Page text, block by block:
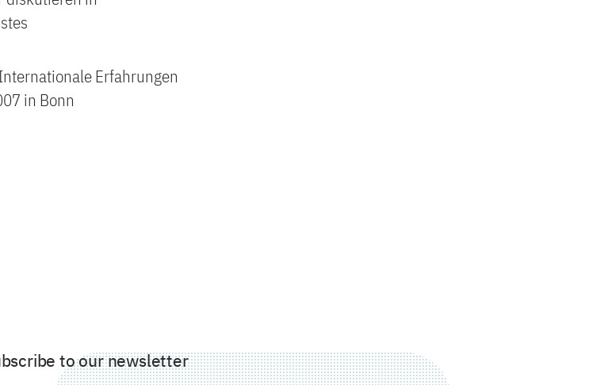
Erfahrungen
in Bonn
to our newsletter